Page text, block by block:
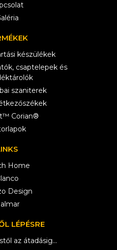
készülékek
csaptelepek és
szaniterek
Corian®
Home
Design
LÉPÉSRE
az átadásig...